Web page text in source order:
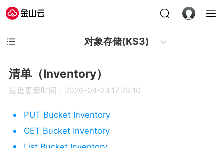
对象存储(KS3)
清单（Inventory）
最近更新时间：2026-04-23 17:29:10
PUT Bucket Inventory
GET Bucket Inventory